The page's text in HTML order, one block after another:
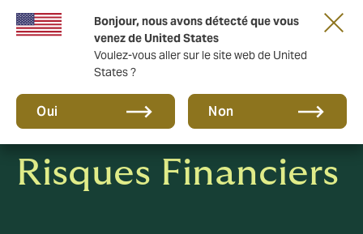
Bonjour, nous avons détecté que vous
venez de United States
Voulez-vous aller sur le site web de United
States ?
Oui Non
Une nouvelle marque pour une nouvelle ère.
En savoir plus
Risques Financiers